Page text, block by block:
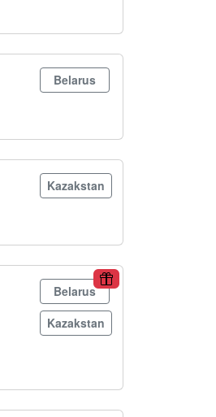
Belarus
Kazakstan
Belarus
Kazakstan